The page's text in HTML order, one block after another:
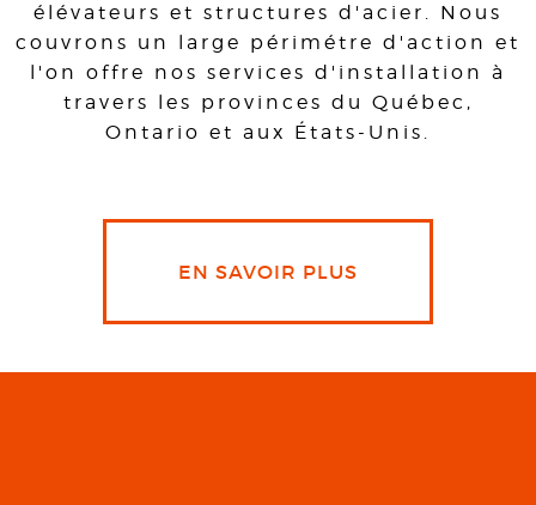
élévateurs et structures d'acier. Nous
couvrons un large périmétre d'action et
l'on offre nos services d'installation à
travers les provinces du Québec,
Ontario et aux États-Unis.
EN SAVOIR PLUS